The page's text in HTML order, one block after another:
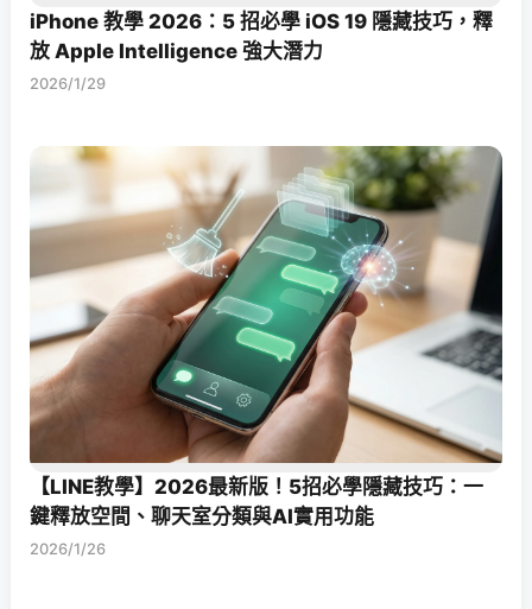
iPhone 教學 2026：5 招必學 iOS 19 隱藏技巧，釋
放 Apple Intelligence 強大潛力
2026/1/29
【LINE教學】2026最新版！5招必學隱藏技巧：一
鍵釋放空間、聊天室分類與AI實用功能
2026/1/26